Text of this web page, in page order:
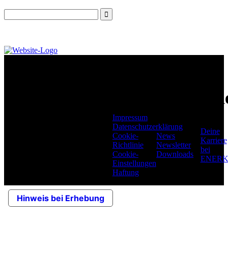
Search
for:
Impressum
Datenschutzerklärung
Cookie-
Richtlinie
Cookie-
Einstellungen
Haftung
News
Newsletter
Downloads
Deine
Karriere
bei
Hinweis bei Erhebung